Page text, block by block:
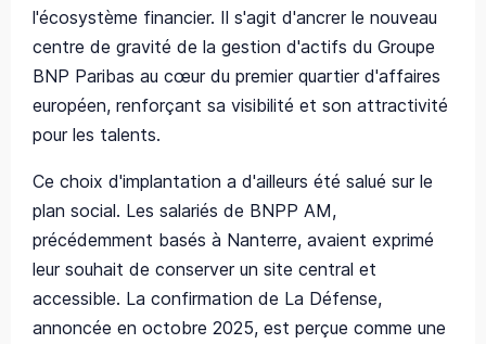
l'écosystème financier. Il s'agit d'ancrer le nouveau
centre de gravité de la gestion d'actifs du Groupe
BNP Paribas au cœur du premier quartier d'affaires
européen, renforçant sa visibilité et son attractivité
pour les talents.
Ce choix d'implantation a d'ailleurs été salué sur le
plan social. Les salariés de BNPP AM,
précédemment basés à Nanterre, avaient exprimé
leur souhait de conserver un site central et
accessible. La confirmation de La Défense,
annoncée en octobre 2025, est perçue comme une